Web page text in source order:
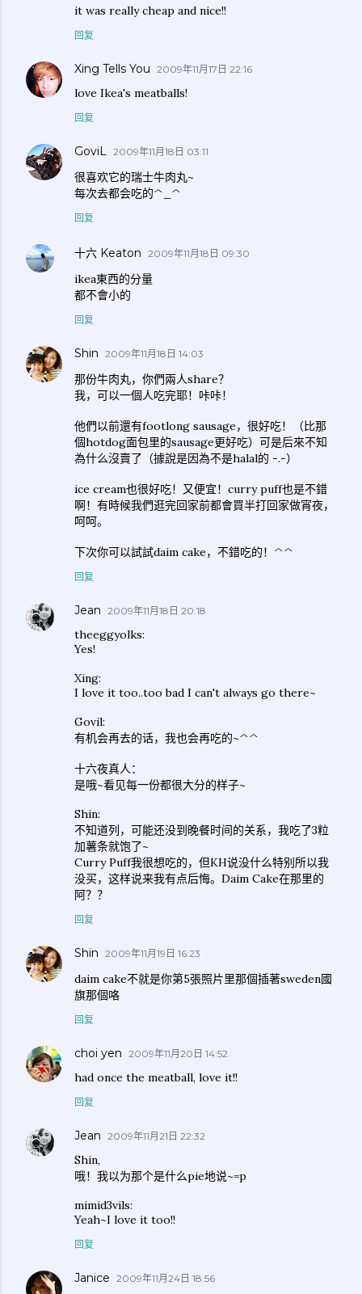
it was really cheap and nice!!
回复
Xing Tells You 2009年11月17日 22:16
love Ikea's meatballs!
回复
GoviL 2009年11月18日 03:11
很喜欢它的瑞士牛肉丸~
每次去都会吃的^_^
回复
十六 Keaton 2009年11月18日 09:30
ikea東西的分量
都不會小的
回复
Shin 2009年11月18日 14:03
那份牛肉丸，你們兩人share？
我，可以一個人吃完耶！咔咔！
他們以前還有footlong sausage，很好吃！（比那
個hotdog面包里的sausage更好吃）可是后來不知
為什么沒賣了（據說是因為不是halal的 -.-）
ice cream也很好吃！又便宜！curry puff也是不錯
啊！有時候我們逛完回家前都會買半打回家做宵夜，
呵呵。
下次你可以試試daim cake，不錯吃的！^^
回复
Jean 2009年11月18日 20:18
theeggyolks:
Yes!
Xing:
I love it too..too bad I can't always go there~
Govil:
有机会再去的话，我也会再吃的~^^
十六夜真人：
是哦~看见每一份都很大分的样子~
Shin:
不知道列，可能还没到晚餐时间的关系，我吃了3粒
加薯条就饱了~
Curry Puff我很想吃的，但KH说没什么特别所以我
没买，这样说来我有点后悔。Daim Cake在那里的
阿？？
回复
Shin 2009年11月19日 16:23
daim cake不就是你第5張照片里那個插著sweden國
旗那個咯
回复
choi yen 2009年11月20日 14:52
had once the meatball, love it!!
回复
Jean 2009年11月21日 22:32
Shin,
哦！我以为那个是什么pie地说~=p
mimid3vils:
Yeah~I love it too!!
回复
Janice 2009年11月24日 18:56